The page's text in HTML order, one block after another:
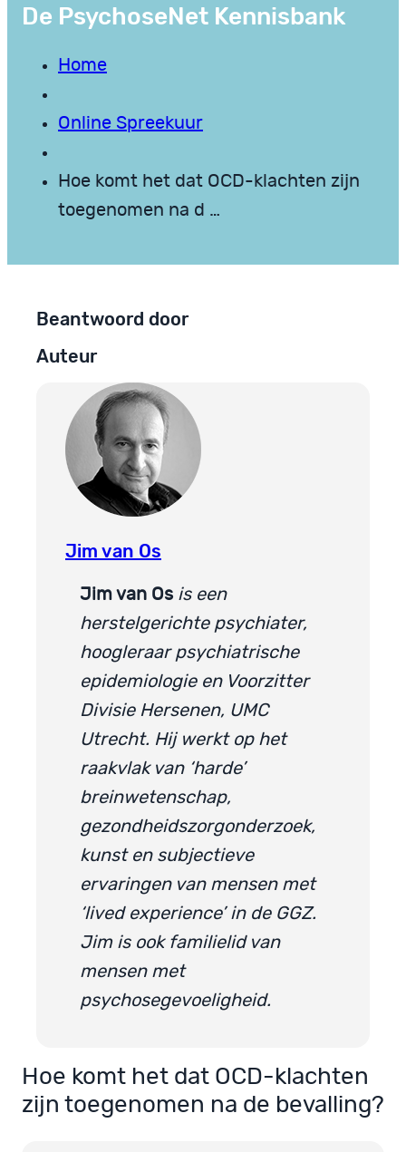
De PsychoseNet Kennisbank
Home
Online Spreekuur
Hoe komt het dat OCD-klachten zijn
toegenomen na d …
Beantwoord door
Auteur
Jim van Os
Jim van Os is een
herstelgerichte psychiater,
hoogleraar psychiatrische
epidemiologie en Voorzitter
Divisie Hersenen, UMC
Utrecht. Hij werkt op het
raakvlak van ‘harde’
breinwetenschap,
gezondheidszorgonderzoek,
kunst en subjectieve
ervaringen van mensen met
‘lived experience’ in de GGZ.
Jim is ook familielid van
mensen met
psychosegevoeligheid.
Hoe komt het dat OCD-klachten
zijn toegenomen na de bevalling?